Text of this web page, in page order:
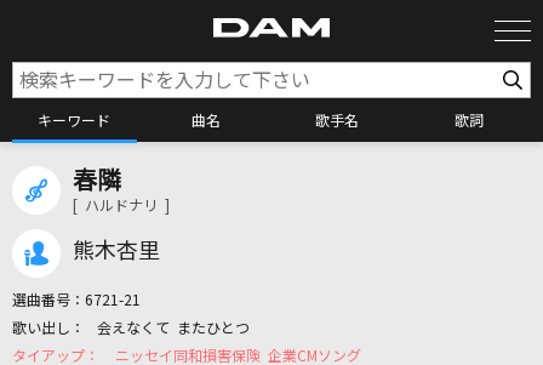
キーワード 曲名 歌手名 歌詞
カラオケリクエスト
春隣
[ ハルドナリ ]
熊木杏里
選曲番号： 6721-21
会えなくて またひとつ
ニッセイ同和損害保険 企業CMソング